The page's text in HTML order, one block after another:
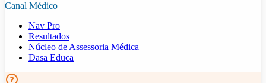
Canal Médico
Nav Pro
Resultados
Núcleo de Assessoria Médica
Dasa Educa